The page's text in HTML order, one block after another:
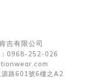
吉有限公司
：0968-252-026
源路601號6樓之A2